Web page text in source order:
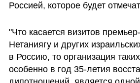
Россией, которое будет
"Что касается визитов
Нетаниягу и других
в Россию, то организация
особенно в год 35-летия